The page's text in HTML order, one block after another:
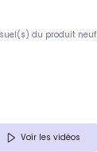
du produit neuf
Voir les vidéos